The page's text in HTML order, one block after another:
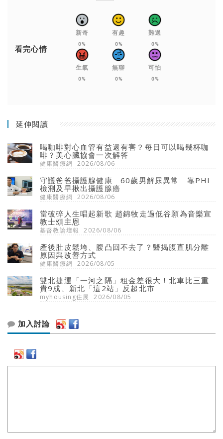
看完心情
新奇
0%
有趣
0%
難過
0%
生氣
0%
無聊
0%
可怕
0%
延伸閱讀
喝咖啡對心血管有益還有害？每日可以喝幾杯咖
啡？美心臟協會一次解答
健康醫療網 2026/08/06
守護爸爸攝護腺健康 60歲男解尿異常 靠PHI
檢測及早揪出攝護腺癌
健康醫療網 2026/08/06
當破碎人生唱起新歌 趙錦牧走過低谷願為音樂宣
教士頌主恩
基督教論壇報 2026/08/06
產後肚皮鬆垮、腹凸回不去了？醫揭腹直肌分離
原因與改善方式
健康醫療網 2026/08/05
雙北捷運「一河之隔」租金差很大！北車比三重
貴9成、新北「這2站」反超北市
myhousing住展 2026/08/05
加入討論